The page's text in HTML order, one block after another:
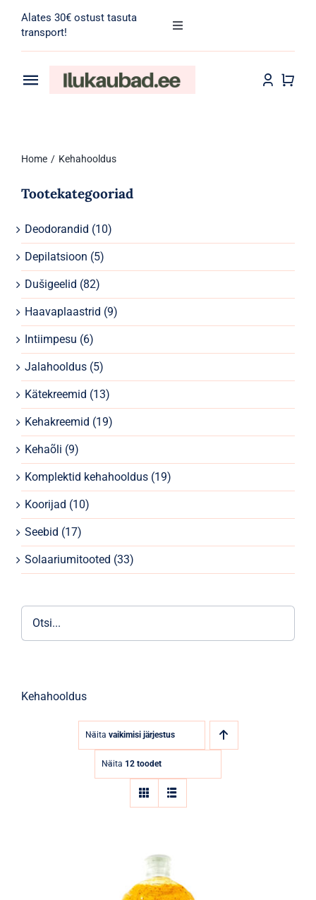
content
Alates 30€ ostust tasuta
transport!
Toggle
for:
Toggle
Näohooldus
Kehahooldus
Meik
Tarvikud
Parfüümid
Kaubamärgid
Eripakkumised
Home Kehahooldus
Tootekategooriad
Deodorandid (10)
Depilatsioon (5)
Dušigeelid (82)
Haavaplaastrid (9)
Intiimpesu (6)
Jalahooldus (5)
Kätekreemid (13)
Kehakreemid (19)
Kehaõli (9)
Komplektid kehahooldus (19)
Koorijad (10)
Seebid (17)
Solaariumitooted (33)
Kehahooldus
Näita vaikimisi järjestus
Näita 12 toodet